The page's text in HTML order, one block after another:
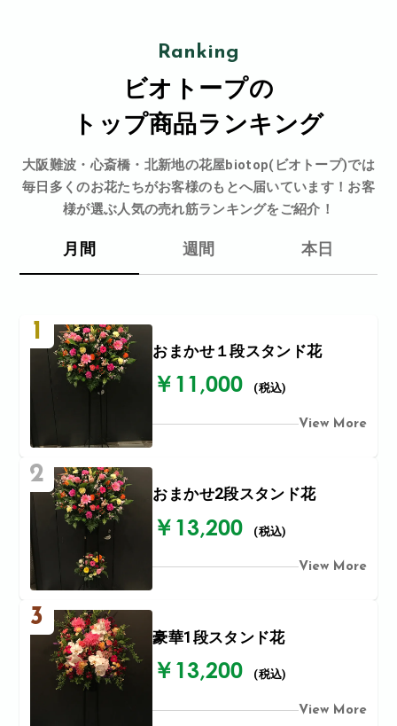
Ranking
ビオトープの
トップ商品ランキング
大阪難波・心斎橋・北新地の花屋biotop(ビオトープ)では
毎日多くのお花たちがお客様のもとへ届いています！お客
様が選ぶ人気の売れ筋ランキングをご紹介！
月間 週間 本日
1
おまかせ１段スタンド花
￥11,000 (税込)
View More
2
おまかせ2段スタンド花
￥13,200 (税込)
View More
3
豪華1段スタンド花
￥13,200 (税込)
View More